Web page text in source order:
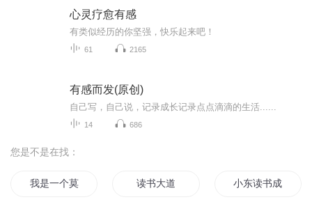
心灵疗愈有感
有类似经历的你坚强，快乐起来吧！
61 2165
有感而发(原创)
自己写，自己说，记录成长记录点点滴滴的生活......
14 686
您是不是在找：
我是一个莫得感情的写手读书大道 小东读书成仙了